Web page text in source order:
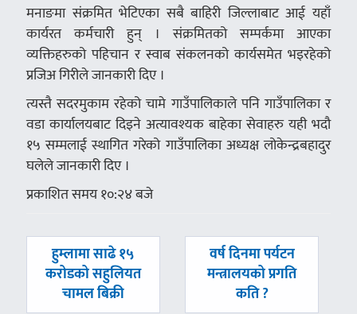
मनाङमा संक्रमित भेटिएका सबै बाहिरी जिल्लाबाट आई यहाँ
कार्यरत कर्मचारी हुन् । संक्रमितको सम्पर्कमा आएका
व्यक्तिहरुको पहिचान र स्वाब संकलनको कार्यसमेत भइरहेको
प्रजिअ गिरीले जानकारी दिए ।
त्यस्तै सदरमुकाम रहेको चामे गाउँपालिकाले पनि गाउँपालिका र
वडा कार्यालयबाट दिइने अत्यावश्यक बाहेका सेवाहरु यही भदौ
१५ सम्मलाई स्थागित गरेको गाउँपालिका अध्यक्ष लोकेन्द्रबहादुर
घलेले जानकारी दिए ।
प्रकाशित समय १०:२४ बजे
पछिल्लाे
-
हुम्लामा साढे १५
करोडको सहुलियत
चामल बिक्री
अघिल्लाे
-
वर्ष दिनमा पर्यटन
मन्त्रालयको प्रगति
कति ?